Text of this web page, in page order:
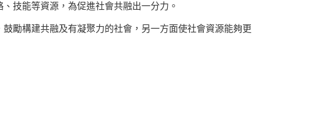
技能等資源，為促進社會共融出一分力。
勵構建共融及有凝聚力的社會，另一方面使社會資源能夠更